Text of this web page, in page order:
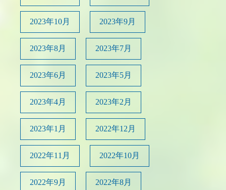
2023年10月 2023年9月
2023年8月 2023年7月
2023年6月 2023年5月
2023年4月 2023年2月
2023年1月 2022年12月
2022年11月 2022年10月
2022年9月 2022年8月